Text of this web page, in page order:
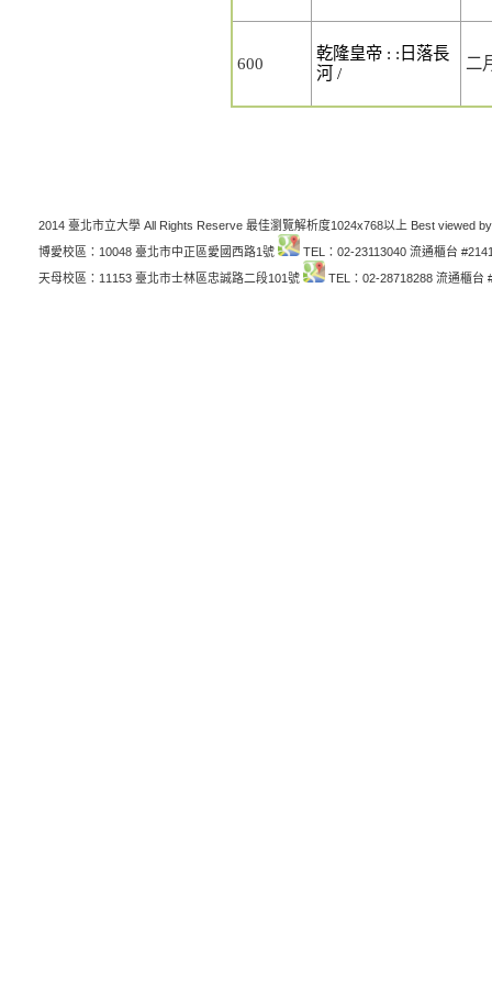
600
乾隆皇帝 : :日落長
河 /
二
2014 臺北市立大學 All Rights Reserve 最佳瀏覽解析度1024x768以上 Best viewed
博愛校區：10048 臺北市中正區愛國西路1號
TEL：02-23113040 流通櫃台
天母校區：11153 臺北市士林區忠誠路二段101號
TEL：02-28718288 流通櫃台